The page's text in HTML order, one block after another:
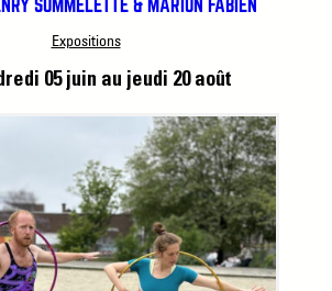
SOMMELETTE & MARION FABIEN
Expositions
05 juin au jeudi 20 août